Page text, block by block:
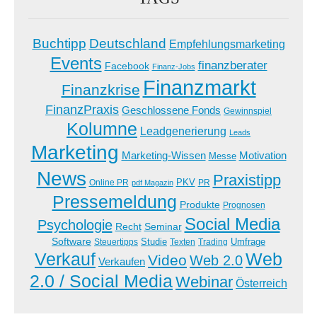
Buchtipp Deutschland Empfehlungsmarketing
Events Facebook Finanz-Jobs finanzberater
Finanzkrise Finanzmarkt
FinanzPraxis Geschlossene Fonds Gewinnspiel
Kolumne Leadgenerierung Leads
Marketing Marketing-Wissen Messe Motivation
News Online PR pdf Magazin PKV PR Praxistipp
Pressemeldung Produkte Prognosen
Psychologie Recht Seminar Social Media
Software Steuertipps Studie Texten Trading Umfrage
Verkauf Verkaufen Video Web 2.0Web
2.0 / Social MediaWebinar Österreich